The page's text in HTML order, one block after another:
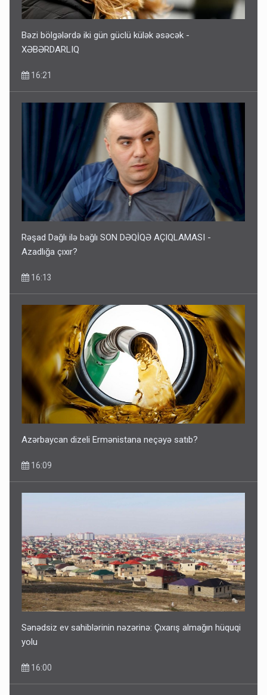
Bəzi bölgələrdə iki gün güclü külək əsəcək -
XƏBƏRDARLIQ
16:21
Rəşad Dağlı ilə bağlı SON DƏQİQƏ AÇIQLAMASI -
Azadlığa çıxır?
16:13
Azərbaycan dizeli Ermənistana neçəyə satıb?
16:09
Sənədsiz ev sahiblərinin nəzərinə: Çıxarış almağın hüquqi
yolu
16:00